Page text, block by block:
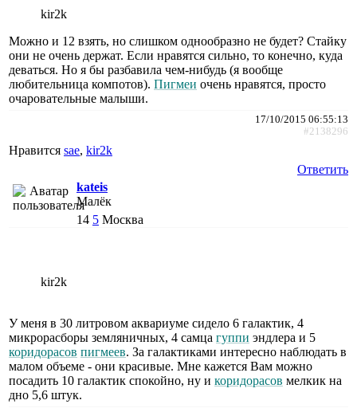
kir2k
Можно и 12 взять, но слишком однообразно не будет? Стайку
они не очень держат. Если нравятся сильно, то конечно, куда
деваться. Но я бы разбавила чем-нибудь (я вообще
любительница компотов). Пигмеи очень нравятся, просто
очаровательные малыши.
17/10/2015 06:55:13
#2138296
Нравится sae, kir2k
Ответить
kateis
Малёк
14 5 Москва
kir2k
У меня в 30 литровом аквариуме сидело 6 галактик, 4
микрорасборы земляничных, 4 самца гуппи эндлера и 5
коридорасов пигмеев. За галактиками интересно наблюдать в
малом объеме - они красивые. Мне кажется Вам можно
посадить 10 галактик спокойно, ну и коридорасов мелкик на
дно 5,6 штук.